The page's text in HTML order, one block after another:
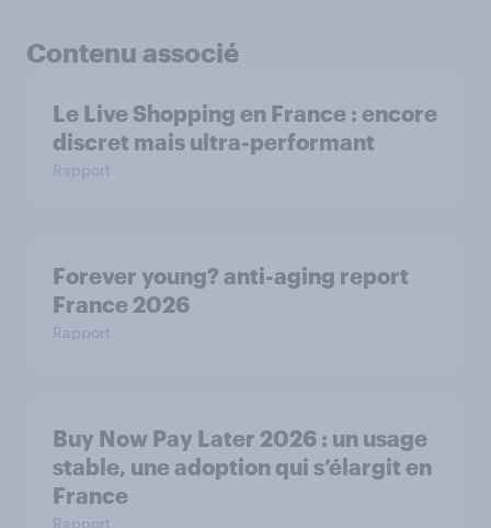
Contenu associé
Le Live Shopping en France : encore
discret mais ultra-performant
Rapport
Forever young? anti-aging report
France 2026
Rapport
Buy Now Pay Later 2026 : un usage
stable, une adoption qui s’élargit en
France
Rapport